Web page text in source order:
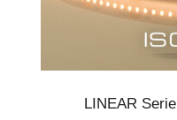
LINEAR Serie